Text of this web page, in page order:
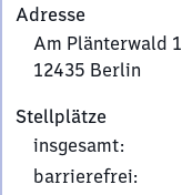
Adresse
Am Plänterwald 1
12435 Berlin
Plänterwald
1,
1
Stellplätze
insgesamt:
barrierefrei: